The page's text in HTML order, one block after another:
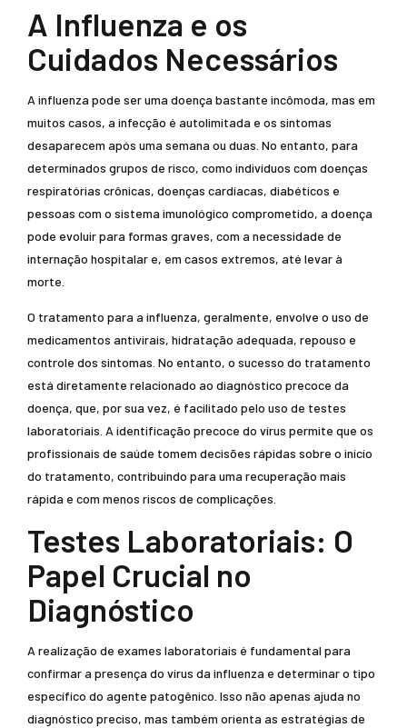
A Influenza e os
Cuidados Necessários
A influenza pode ser uma doença bastante incômoda, mas em
muitos casos, a infecção é autolimitada e os sintomas
desaparecem após uma semana ou duas. No entanto, para
determinados grupos de risco, como indivíduos com doenças
respiratórias crônicas, doenças cardíacas, diabéticos e
pessoas com o sistema imunológico comprometido, a doença
pode evoluir para formas graves, com a necessidade de
internação hospitalar e, em casos extremos, até levar à
morte.
O tratamento para a influenza, geralmente, envolve o uso de
medicamentos antivirais, hidratação adequada, repouso e
controle dos sintomas. No entanto, o sucesso do tratamento
está diretamente relacionado ao diagnóstico precoce da
doença, que, por sua vez, é facilitado pelo uso de testes
laboratoriais. A identificação precoce do vírus permite que os
profissionais de saúde tomem decisões rápidas sobre o início
do tratamento, contribuindo para uma recuperação mais
rápida e com menos riscos de complicações.
Testes Laboratoriais: O
Papel Crucial no
Diagnóstico
A realização de exames laboratoriais é fundamental para
confirmar a presença do vírus da influenza e determinar o tipo
específico do agente patogênico. Isso não apenas ajuda no
diagnóstico preciso, mas também orienta as estratégias de